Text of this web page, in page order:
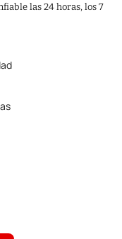
las 24 horas, los 7